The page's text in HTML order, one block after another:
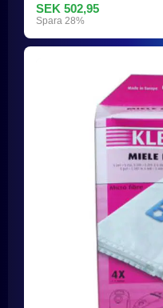
SEK 502,95
Spara 28%